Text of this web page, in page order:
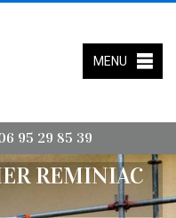
95 29 85 39
MENU
REMINIAC